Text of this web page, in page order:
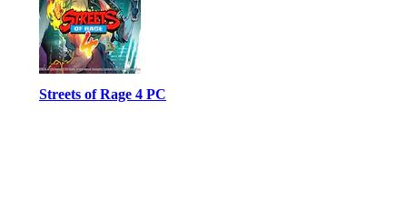
Streets of Rage 4 PC